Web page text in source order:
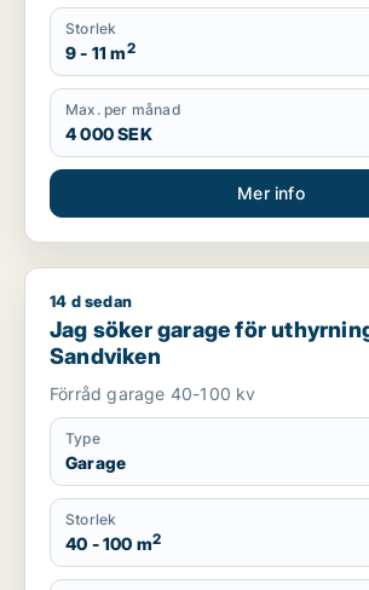
Storlek
9 - 11 m2
Max. per månad
4 000 SEK
Mer info
Jag söker garage för uthyrning i
14 d sedan
Jag söker garage för
Sandviken
Förråd garage 40-100 kv
Type
Garage
Storlek
40 - 100 m2